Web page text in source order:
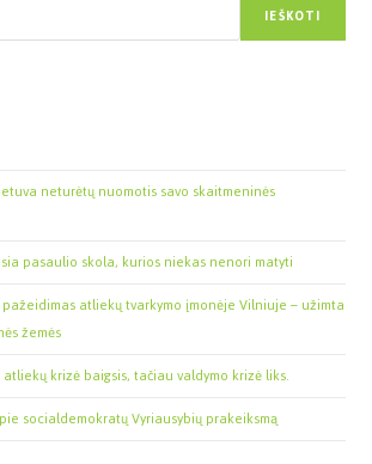
IEŠKOTI
neturėtų nuomotis savo skaitmeninės
pasaulio skola, kurios niekas nenori matyti
atliekų tvarkymo įmonėje Vilniuje – užimta
žemės
krizė baigsis, tačiau valdymo krizė liks.
socialdemokratų Vyriausybių prakeiksmą